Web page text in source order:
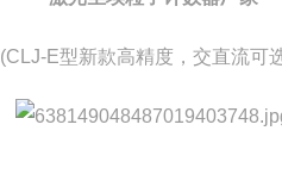
(CLJ-E型新款高精度，交直流可选